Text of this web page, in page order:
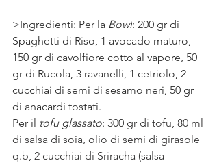
>Ingredienti: Per la Bowl: 200 gr di
Spaghetti di Riso, 1 avocado maturo,
150 gr di cavolfiore cotto al vapore, 50
gr di Rucola, 3 ravanelli, 1 cetriolo, 2
cucchiai di semi di sesamo neri, 50 gr
di anacardi tostati.
Per il tofu glassato: 300 gr di tofu, 80 ml
di salsa di soia, olio di semi di girasole
q.b, 2 cucchiai di Sriracha (salsa